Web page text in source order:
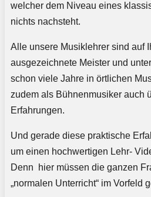
welcher dem Niveau eines
nichts nachsteht.
Alle unsere Musiklehrer sind auf
ausgezeichnete Meister und
schon viele Jahre in örtlichen
zudem als Bühnenmusiker auch
Erfahrungen.
Und gerade diese praktische
um einen hochwertigen Lehr-
Denn hier müssen die ganzen
„normalen Unterricht“ im Vorfeld